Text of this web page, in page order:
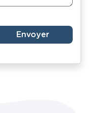
Envoyer